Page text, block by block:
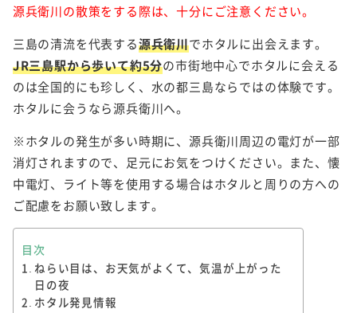
源兵衛川の散策をする際は、十分にご注意ください。
三島の清流を代表する源兵衛川でホタルに出会えます。
JR三島駅から歩いて約5分の市街地中心でホタルに会える
のは全国的にも珍しく、水の都三島ならではの体験です。
ホタルに会うなら源兵衛川へ。
※ホタルの発生が多い時期に、源兵衛川周辺の電灯が一部
消灯されますので、足元にお気をつけください。また、懐
中電灯、ライト等を使用する場合はホタルと周りの方への
ご配慮をお願い致します。
目次
ねらい目は、お天気がよくて、気温が上がった
日の夜
ホタル発見情報